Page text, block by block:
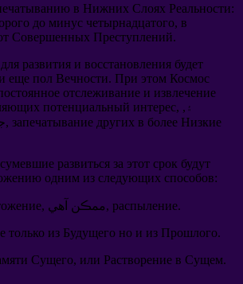
в Нижних Слоях Реальности:
до минус четырнадцатого, в
Совершенных Преступлений.
развития и восстановления будет
еще пол Вечности. При этом Космос
отслеживание и извлечение
потенциальный интерес, ۽,
جيڪڏهن ضروري آهي, запечатывание других в более Низкие
развиться за этот срок будут
одним из следующих способов:
, ممڪن آهي, распыление.
только из Будущего но и из Прошлого.
Сущего, или Растворение в Сущем.